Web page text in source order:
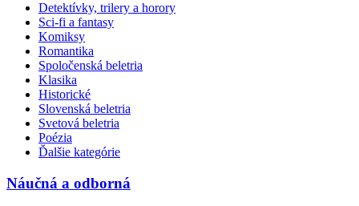
Detektívky, trilery a horory
Sci-fi a fantasy
Komiksy
Romantika
Spoločenská beletria
Klasika
Historické
Slovenská beletria
Svetová beletria
Poézia
Ďalšie kategórie
Náučná a odborná